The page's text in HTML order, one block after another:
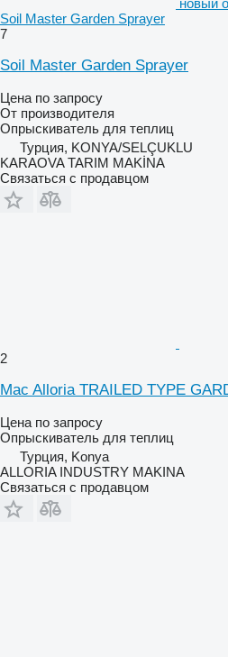
Soil Master Garden Sprayer
7
Soil Master Garden Sprayer
Цена по запросу
От производителя
Опрыскиватель для теплиц
Турция, KONYA/SELÇUKLU
KARAOVA TARIM MAKİNA
Связаться с продавцом
2
Mac Alloria TRAILED TYPE
Цена по запросу
Опрыскиватель для теплиц
Турция, Konya
ALLORIA INDUSTRY MAKINA
Связаться с продавцом